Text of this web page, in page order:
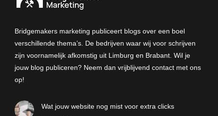
Bridgemakers marketing publiceert blogs over een boel
verschillende thema’s. De bedrijven waar wij voor schrijven
zijn voornamelijk afkomstig uit Limburg en Brabant. Wil je
jouw blog publiceren? Neem dan vrijblijvend contact met ons
op!
Wat jouw website nog mist voor extra clicks